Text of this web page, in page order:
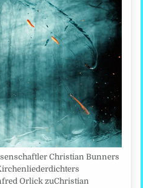
Christian Bunners
Orlick zuChristian